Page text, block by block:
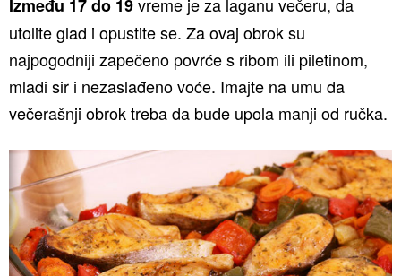
Između 17 do 19
utolite glad i opustite se. Za ovaj obrok su
najpogodniji zapečeno povrće s ribom ili piletinom,
mladi sir i nezaslađeno voće. Imajte na umu da
večerašnji obrok treba da bude upola manji od ručka.